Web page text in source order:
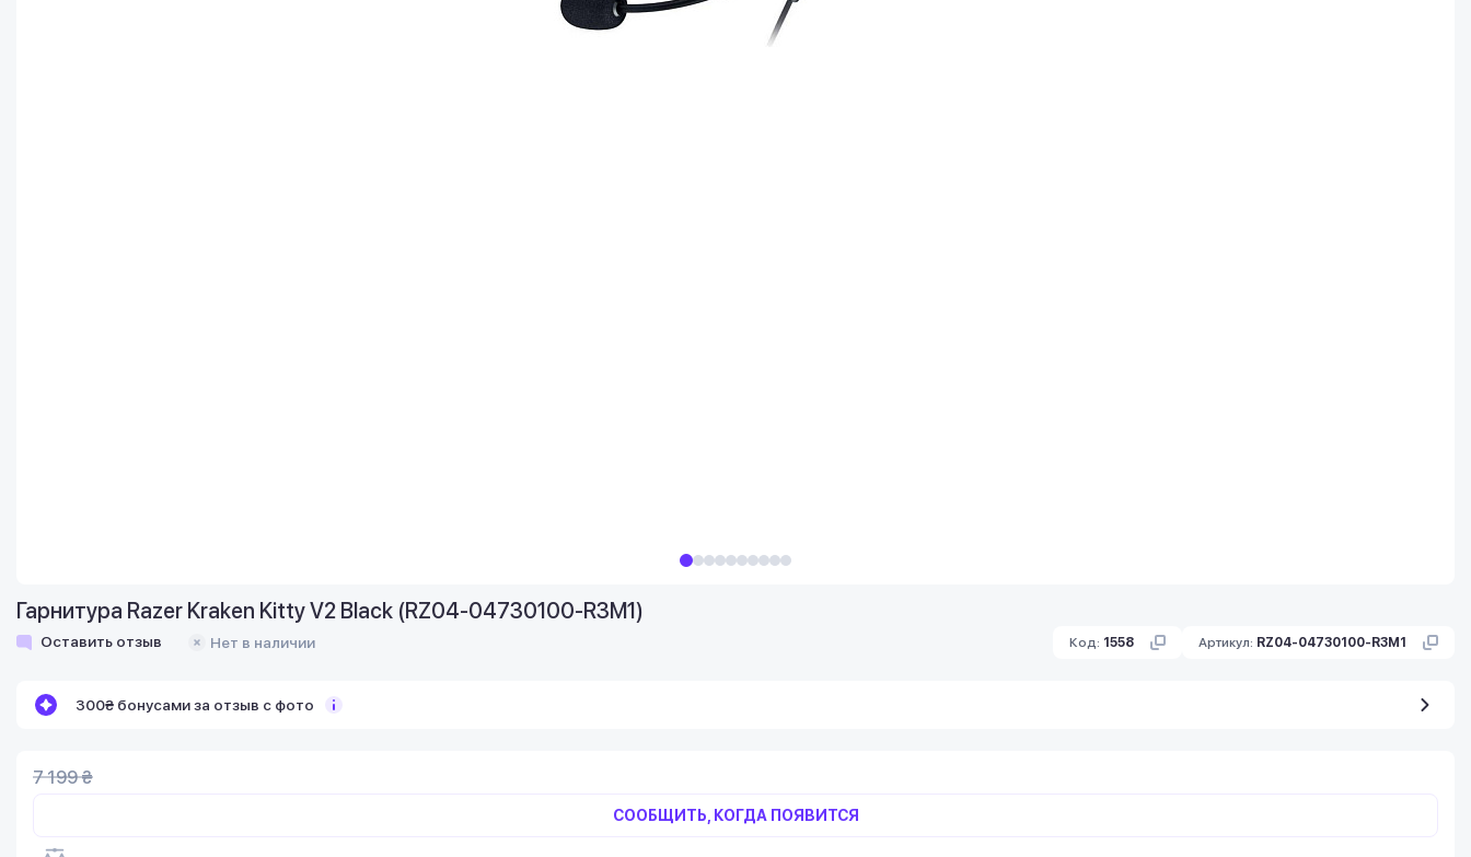
Гарнитура Razer Kraken Kitty V2 Black (RZ04-04730100-R3M1)
Оставить отзыв Нет в наличии Код: 1558 Артикул: RZ04-04730100-R3M1
300₴ бонусами за отзыв с фото
7 199 ₴
СООБЩИТЬ, КОГДА ПОЯВИТСЯ